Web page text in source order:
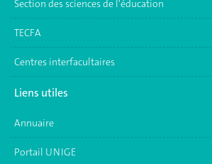
Section des sciences de l'éducation
TECFA
Centres interfacultaires
Liens utiles
Annuaire
Portail UNIGE